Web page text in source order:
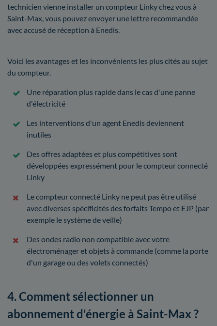
technicien vienne installer un compteur Linky chez vous à
Saint-Max, vous pouvez envoyer une lettre recommandée
avec accusé de réception à Enedis.
Voici les avantages et les inconvénients les plus cités au sujet
du compteur.
Une réparation plus rapide dans le cas d'une panne
d'électricité
Les interventions d'un agent Enedis deviennent
inutiles
Des offres adaptées et plus compétitives sont
développées expressément pour le compteur connecté
Linky
Le compteur connecté Linky ne peut pas être utilisé
avec diverses spécificités des forfaits Tempo et EJP (par
exemple le système de veille)
Des ondes radio non compatible avec votre
électroménager et objets à commande (comme la porte
d'un garage ou des volets connectés)
4. Comment sélectionner un
abonnement d'énergie à Saint-Max ?